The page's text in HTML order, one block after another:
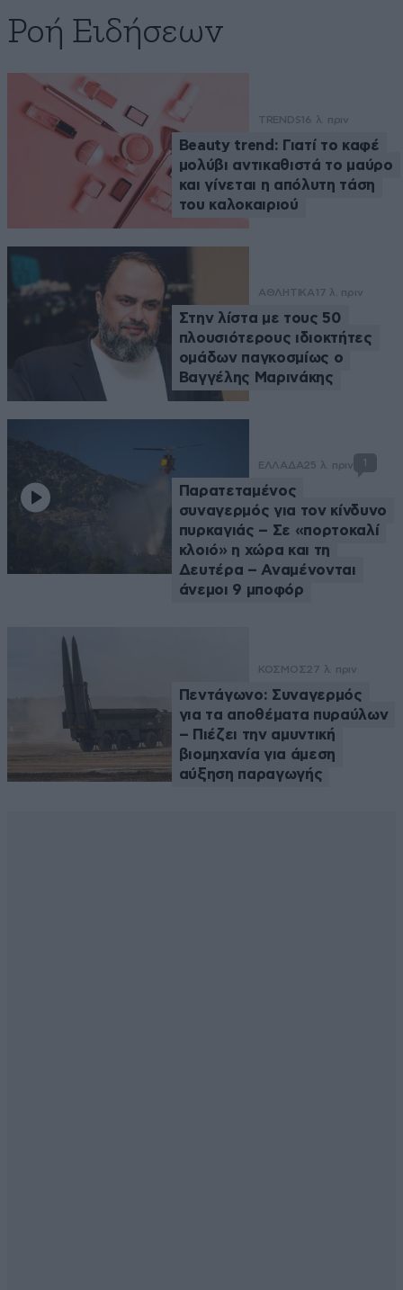
Ροή Ειδήσεων
TRENDS 16 λ. πριν
Beauty trend: Γιατί το καφέ
μολύβι αντικαθιστά το μαύρο
και γίνεται η απόλυτη τάση
του καλοκαιριού
ΑΘΛΗΤΙΚΑ 17 λ. πριν
Στην λίστα με τους 50
πλουσιότερους ιδιοκτήτες
ομάδων παγκοσμίως ο
Βαγγέλης Μαρινάκης
ΕΛΛΑΔΑ25 λ. πριν 1
Παρατεταμένος
συναγερμός για τον κίνδυνο
πυρκαγιάς – Σε «πορτοκαλί
κλοιό» η χώρα και τη
Δευτέρα – Αναμένονται
άνεμοι 9 μποφόρ
ΚΟΣΜΟΣ27 λ. πριν
Πεντάγωνο: Συναγερμός
για τα αποθέματα πυραύλων
– Πιέζει την αμυντική
βιομηχανία για άμεση
αύξηση παραγωγής